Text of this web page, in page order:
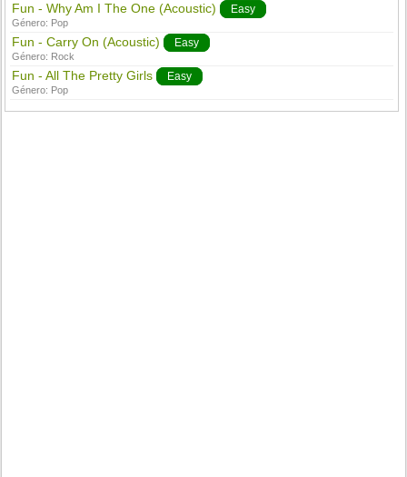
Fun - Why Am I The One (Acoustic) Easy
Género: Pop
Fun - Carry On (Acoustic) Easy
Género: Rock
Fun - All The Pretty Girls Easy
Género: Pop